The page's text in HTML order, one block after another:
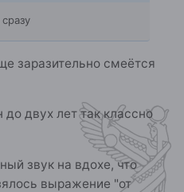
заразительно смеётся
двух лет так классно
звук на вдохе, что
выражение "от